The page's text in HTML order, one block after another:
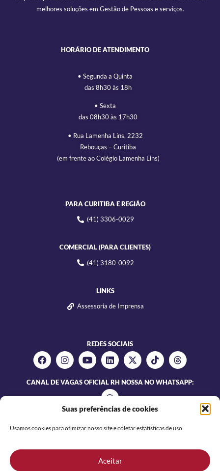
Suas preferências de cookies
Usamos cookies para otimizar nosso site e coletar estatísticas de uso.
Aceitar
melhores soluções em Gestão de Pessoas e serviços.
HORÁRIO DE ATENDIMENTO
• Segunda a Quinta
das 8h30 às 18h
• Sexta
das 08h30 às 17h30
• Rua Lamenha Lins, 2232
Rebouças – Curitiba
(em frente ao Colégio Lamenha Lins)
PARA CURITIBA E REGIÃO
(41) 3306-0029
COMERCIAL (PARA CLIENTES)
(41) 3180-0092
LINKS
Assessoria de Imprensa
REDES SOCIAIS
CANAL DE VAGAS OFICIAL RH NOSSA NO WHATSAPP: